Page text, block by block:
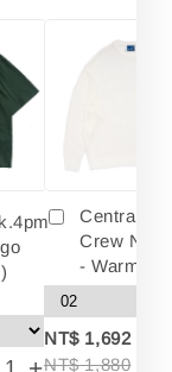
Crew
- Warm
NT$ 1,692
NT$ 1,880